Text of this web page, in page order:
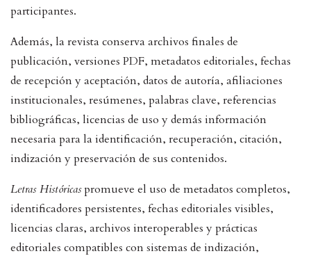
participantes.
Además, la revista conserva archivos finales de
publicación, versiones PDF, metadatos editoriales, fechas
de recepción y aceptación, datos de autoría, afiliaciones
institucionales, resúmenes, palabras clave, referencias
bibliográficas, licencias de uso y demás información
necesaria para la identificación, recuperación, citación,
indización y preservación de sus contenidos.
Letras Históricaspromueve el uso de metadatos completos,
identificadores persistentes, fechas editoriales visibles,
licencias claras, archivos interoperables y prácticas
editoriales compatibles con sistemas de indización,